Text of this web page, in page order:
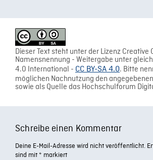
Dieser Text steht unter der Lizenz Creative
Namensnennung - Weitergabe unter
4.0 International - CC BY-SA 4.0. Bitte
möglichen Nachnutzung den
sowie als Quelle das Hochschulforum
Schreibe einen Kommentar
Deine E-Mail-Adresse wird nicht veröffentlicht.
sind mit * markiert